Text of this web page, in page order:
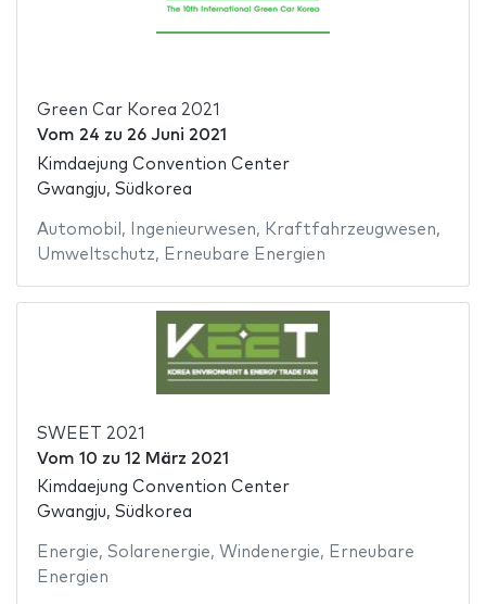
Green Car Korea 2021
Vom 24 zu 26 Juni 2021
Kimdaejung Convention Center
Gwangju, Südkorea
Automobil , Ingenieurwesen, Kraftfahrzeugwesen,
Umweltschutz, Erneubare Energien
SWEET 2021
Vom 10 zu 12 März 2021
Kimdaejung Convention Center
Gwangju, Südkorea
Energie, Solarenergie, Windenergie, Erneubare
Energien